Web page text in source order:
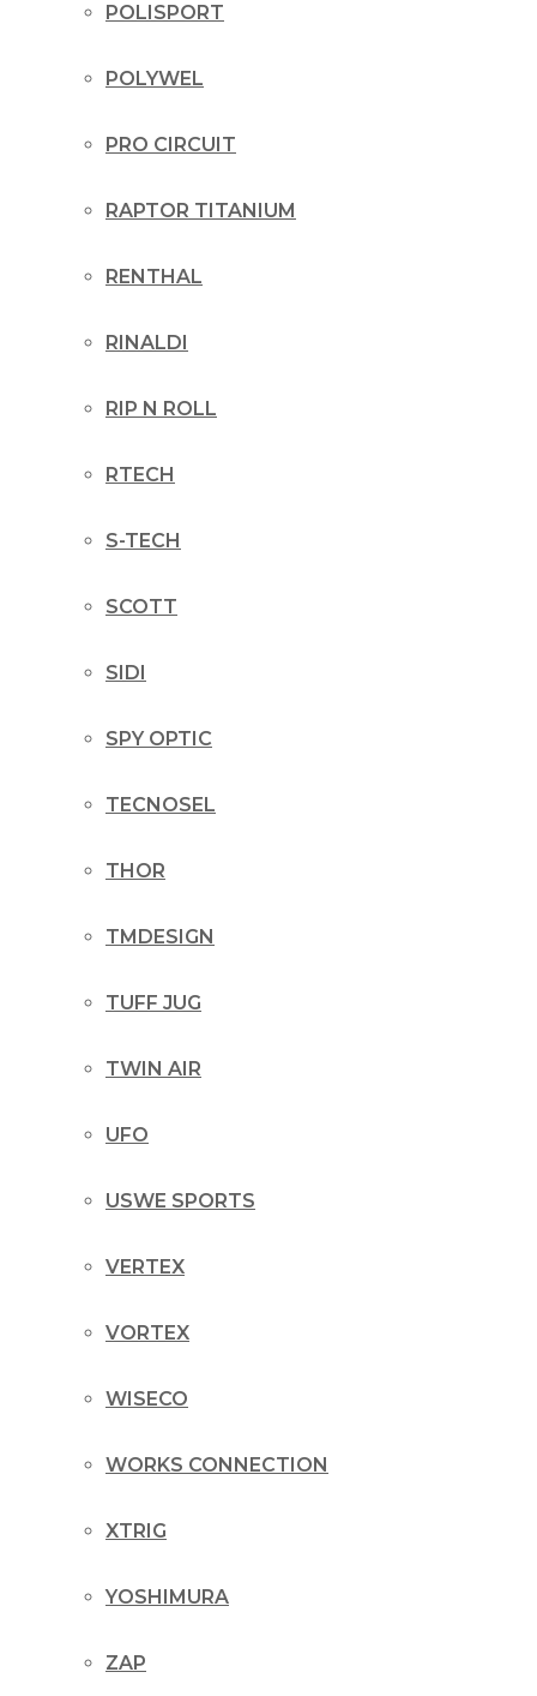
POLISPORT
POLYWEL
PRO CIRCUIT
RAPTOR TITANIUM
RENTHAL
RINALDI
RIP N ROLL
RTECH
S-TECH
SCOTT
SIDI
SPY OPTIC
TECNOSEL
THOR
TMDESIGN
TUFF JUG
TWIN AIR
UFO
USWE SPORTS
VERTEX
VORTEX
WISECO
WORKS CONNECTION
XTRIG
YOSHIMURA
ZAP